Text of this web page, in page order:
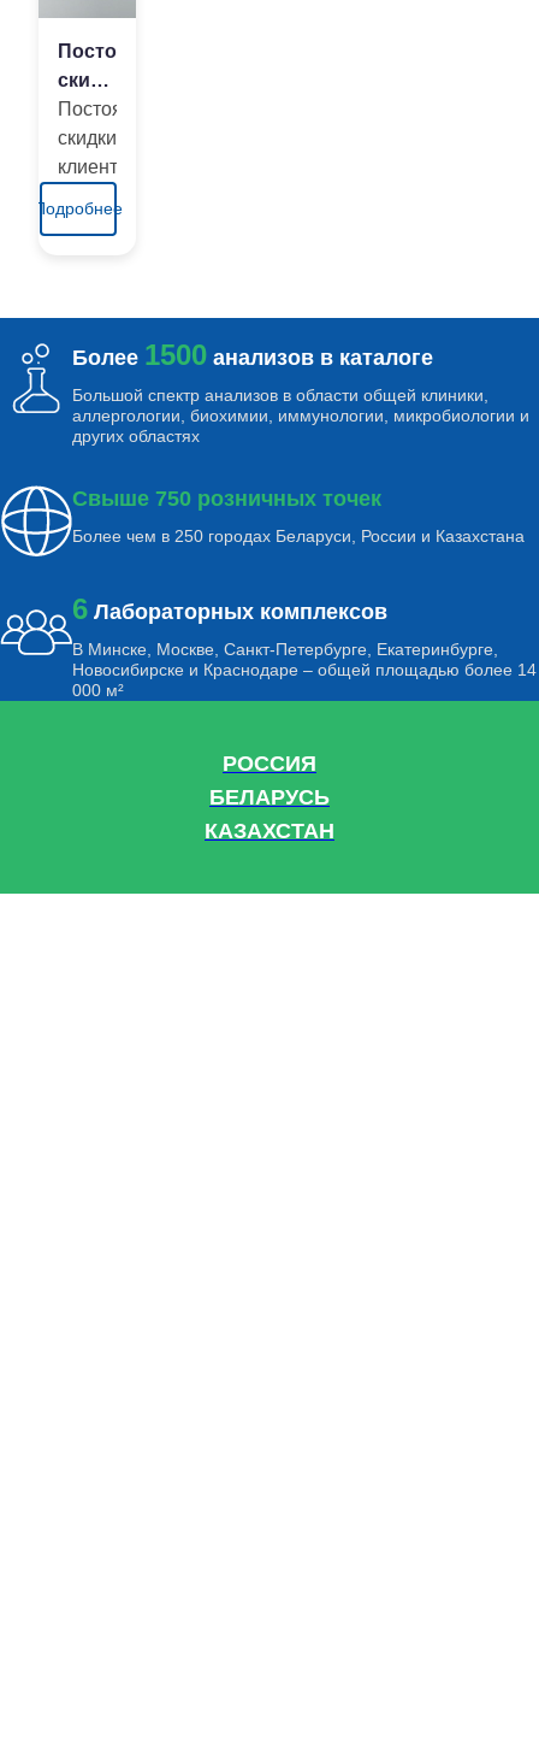
Постоянные
скидки
клиентам
Постоянные
скидки
клиентам
Подробнее
Более 1500 анализов в каталоге
Большой спектр анализов в области общей клиники,
аллергологии, биохимии, иммунологии, микробиологии и
других областях
Свыше 750 розничных точек
Более чем в 250 городах Беларуси, России и Казахстана
6 Лабораторных комплексов
В Минске, Москве, Санкт-Петербурге, Екатеринбурге,
Новосибирске и Краснодаре – общей площадью более 14
000 м²
РОССИЯ
БЕЛАРУСЬ
КАЗАХСТАН